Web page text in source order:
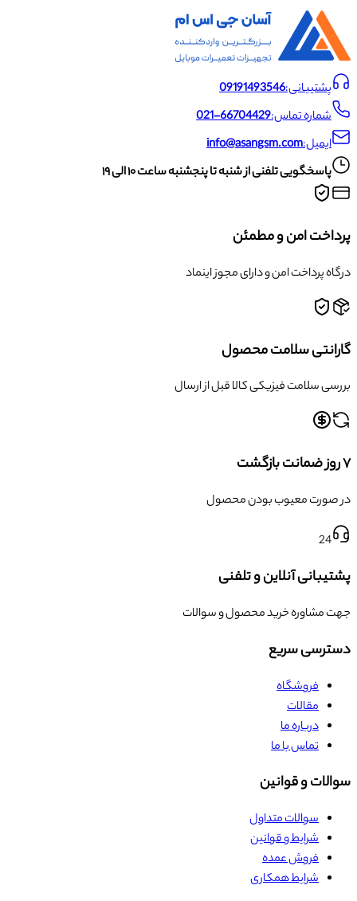
پشتیبانی:09191493546
شماره تماس:021-66704429
ایمیل:info@asangsm.com
پاسخگویی تلفنی از شنبه تا پنجشنبه ساعت ۱۰ الی ۱۹
پرداخت امن و مطمئن
درگاه پرداخت امن و دارای مجوز اینماد
گارانتی سلامت محصول
بررسی سلامت فیزیکی کالا قبل از ارسال
۷ روز ضمانت بازگشت
در صورت معیوب بودن محصول
24
پشتیبانی آنلاین و تلفنی
جهت مشاوره خرید محصول و سوالات
دسترسی سریع
فروشگاه
مقالات
درباره ما
تماس با ما
سوالات و قوانین
سوالات متداول
شرایط و قوانین
فروش عمده
شرایط همکاری